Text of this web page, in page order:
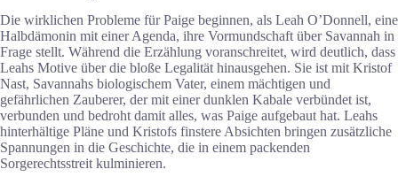
Die wirklichen Probleme für Paige beginnen, als Leah O’Donnell, eine
Halbdämonin mit einer Agenda, ihre Vormundschaft über Savannah in
Frage stellt. Während die Erzählung voranschreitet, wird deutlich, dass
Leahs Motive über die bloße Legalität hinausgehen. Sie ist mit Kristof
Nast, Savannahs biologischem Vater, einem mächtigen und
gefährlichen Zauberer, der mit einer dunklen Kabale verbündet ist,
verbunden und bedroht damit alles, was Paige aufgebaut hat. Leahs
hinterhältige Pläne und Kristofs finstere Absichten bringen zusätzliche
Spannungen in die Geschichte, die in einem packenden
Sorgerechtsstreit kulminieren.